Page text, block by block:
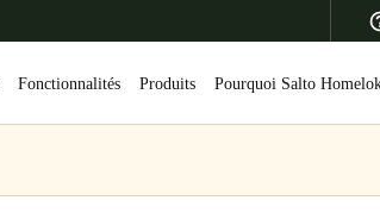
Fonctionnalités Produits Pourquoi Salto